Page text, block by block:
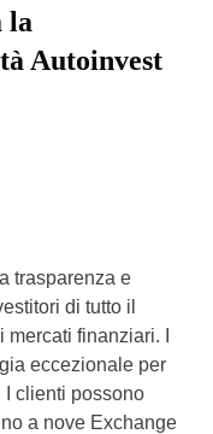
la
Autoinvest
trasparenza e
di tutto il
finanziari. I
eccezionale per
I clienti possono
a nove Exchange